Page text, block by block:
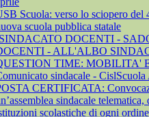
Scuola: verso lo sciopero del
scuola pubblica statale
DOCENTI -
- ALL'ALBO
TIME: MOBILITA'
sindacale -
CERTIFICATA:
sindacale
scolastiche di ogni